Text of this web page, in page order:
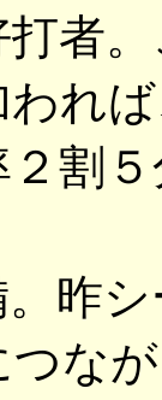
者
れ
割
昨シ
な